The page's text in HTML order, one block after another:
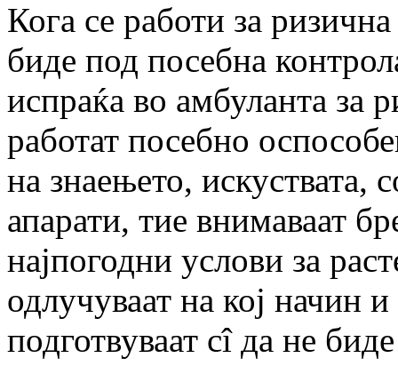
Кога се работи за
биде под посебна
испраќа во амбуланта за
работат посебно
на знаењето, искуствата,
апарати, тие внимаваат
најпогодни услови за
одлучуваат на кој начин
подготвуваат сî да не